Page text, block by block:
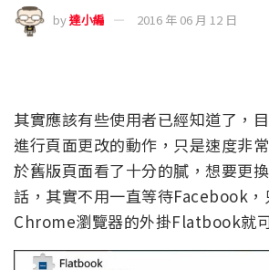
by達小編 2016 年 06 月 12 日
其實應該有些使用者已經知道了，
進行頁面更改的動作，只是速度非
於舊版頁面看了十分的膩，想要更
話，其實不用一直等待Facebook，
Chrome瀏覽器的外掛Flatbook就